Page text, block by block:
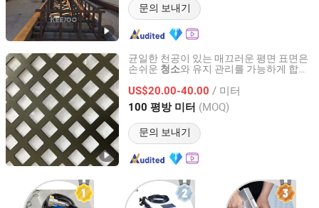
문의 보내기
균일한 천공이 있는 매끄러운 평면 표면은
손쉬운 청소와 유지 관리를 가능하게 합니
US$20.00-40.00 / 미터
100 평방 미터 (MOQ)
문의 보내기
Shanghai Metisflow Metal Wire Mesh Manufacturing Co.,
Ltd.
Shanghai, China